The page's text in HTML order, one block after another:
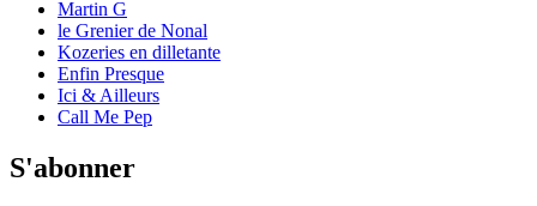
Martin G
le Grenier de Nonal
Kozeries en dilletante
Enfin Presque
Ici & Ailleurs
Call Me Pep
S'abonner